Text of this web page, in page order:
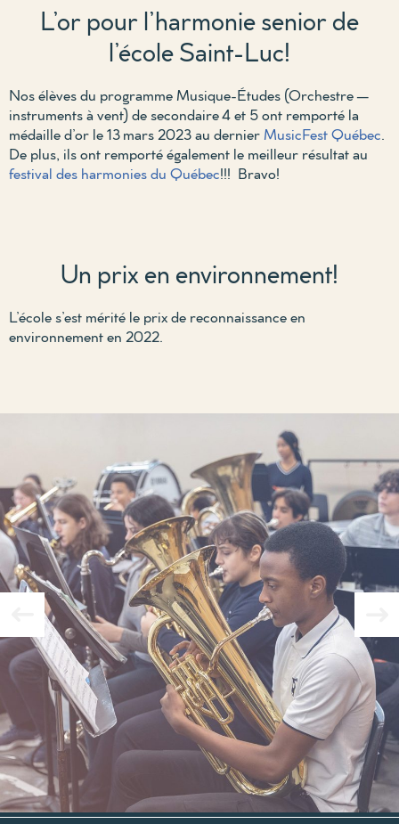
L’or pour l’harmonie senior de
l’école Saint-Luc!
Nos élèves du programmeMusique-Études (Orchestre—
instruments à vent) de secondaire4 et 5 ont remporté la
médaille d’or le 13mars 2023 au dernier MusicFestQuébec.
De plus, ils ont remporté également le meilleur résultat au
festival des harmonies du Québec!!! Bravo!
Un prix en environnement!
L’école s’est mérité le prix de reconnaissance en
environnement en 2022.